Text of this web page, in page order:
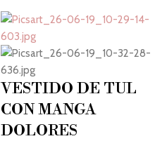
VESTIDO DE TUL
CON MANGA
DOLORES